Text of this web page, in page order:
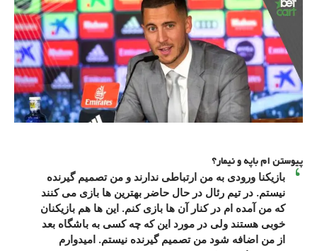
پیوستن ام باپه و نیمار؟
بازیکنا ورودی به من ارتباطی ندارند و من تصمیم گیرنده
نیستم. در تیم رئال در حال حاضر بهترین ها بازی می کنند
که من آمده ام در کنار آن ها بازی کنم. این ها هم بازیکنان
خوبی هستند ولی در مورد این که چه کسی به باشگاه بعد
از من اضافه شود من تصمیم گیرنده نیستم. امیدوارم